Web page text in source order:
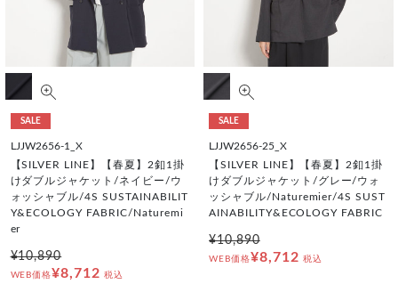
SALE
LJJW2656-1_X
【SILVER LINE】【春夏】2釦1掛
けダブルジャケット/ネイビー/ウ
ォッシャブル/4S SUSTAINABILIT
Y&ECOLOGY FABRIC/Naturemi
er
¥10,890
WEB価格¥8,712 税込
SALE
LJJW2656-25_X
【SILVER LINE】【春夏】2釦1掛
けダブルジャケット/グレー/ウォ
ッシャブル/Naturemier/4S SUST
AINABILITY&ECOLOGY FABRIC
¥10,890
WEB価格¥8,712 税込